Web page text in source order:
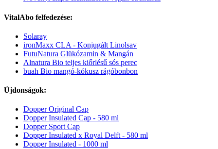
VitalAbo felfedezése:
Solaray
ironMaxx CLA - Konjugált Linolsav
FutuNatura Glükózamin & Mangán
Alnatura Bio teljes kiőrlésű sós perec
buah Bio mangó-kókusz rágóbonbon
Újdonságok:
Dopper Original Cap
Dopper Insulated Cap - 580 ml
Dopper Sport Cap
Dopper Insulated x Royal Delft - 580 ml
Dopper Insulated - 1000 ml